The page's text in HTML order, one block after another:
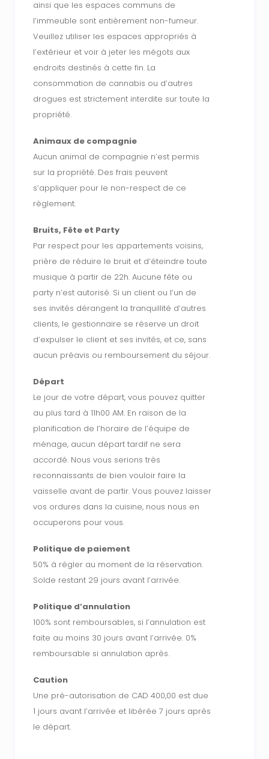
ainsi que les espaces communs de
l’immeuble sont entièrement non-fumeur.
Veuillez utiliser les espaces appropriés à
l’extérieur et voir à jeter les mégots aux
endroits destinés à cette fin. La
consommation de cannabis ou d’autres
drogues est strictement interdite sur toute la
propriété.
Animaux de compagnie
Aucun animal de compagnie n’est permis
sur la propriété. Des frais peuvent
s’appliquer pour le non-respect de ce
règlement.
Bruits, Fête et Party
Par respect pour les appartements voisins,
prière de réduire le bruit et d’éteindre toute
musique à partir de 22h. Aucune fête ou
party n’est autorisé. Si un client ou l’un de
ses invités dérangent la tranquillité d’autres
clients, le gestionnaire se réserve un droit
d’expulser le client et ses invités, et ce, sans
aucun préavis ou remboursement du séjour.
Départ
Le jour de votre départ, vous pouvez quitter
au plus tard à 11h00 AM. En raison de la
planification de l’horaire de l’équipe de
ménage, aucun départ tardif ne sera
accordé. Nous vous serions très
reconnaissants de bien vouloir faire la
vaisselle avant de partir. Vous pouvez laisser
vos ordures dans la cuisine, nous nous en
occuperons pour vous.
Politique de paiement
50% à régler au moment de la réservation.
Solde restant 29 jours avant l’arrivée.
Politique d’annulation
100% sont remboursables, si l’annulation est
faite au moins 30 jours avant l’arrivée. 0%
remboursable si annulation après.
Caution
Une pré-autorisation de CAD 400,00 est due
1 jours avant l’arrivée et libérée 7 jours après
le départ.